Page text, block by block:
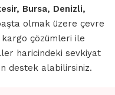
Bursa, Denizli,
olmak üzere çevre
çözümleri ile
haricindeki sevkiyat
destek alabilirsiniz.